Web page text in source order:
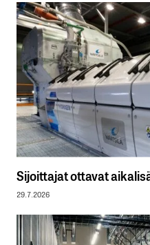
Sijoittajat ottavat
29.7.2026